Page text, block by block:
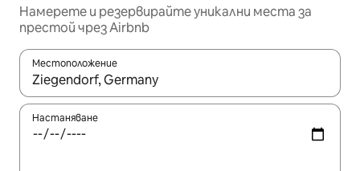
Намерете и резервирайте уникални места за
престой чрез Airbnb
Местоположение
Когато резултатите се покажат, използвайте
Настаняване